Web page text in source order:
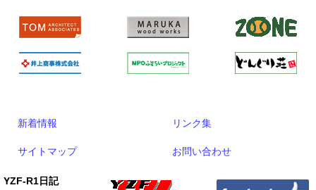
新着情報 リンク集
サイトマップ お問い合わせ
YZF-R1日記